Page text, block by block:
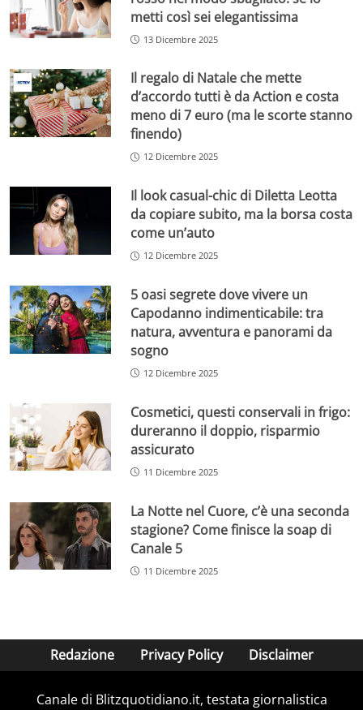
metti così sei elegantissima
13 Dicembre 2025
Il regalo di Natale che mette
d’accordo tutti è da Action e costa
meno di 7 euro (ma le scorte stanno
finendo)
12 Dicembre 2025
Il look casual-chic di Diletta Leotta
da copiare subito, ma la borsa costa
come un’auto
12 Dicembre 2025
5 oasi segrete dove vivere un
Capodanno indimenticabile: tra
natura, avventura e panorami da
sogno
12 Dicembre 2025
Cosmetici, questi conservali in frigo:
dureranno il doppio, risparmio
assicurato
11 Dicembre 2025
La Notte nel Cuore, c’è una seconda
stagione? Come finisce la soap di
Canale 5
11 Dicembre 2025
Redazione Privacy Policy Disclaimer
Canale di Blitzquotidiano.it, testata giornalistica